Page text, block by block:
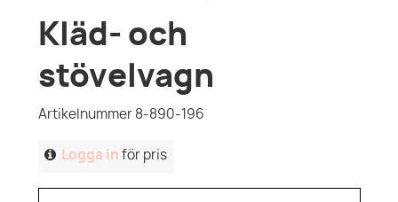
Kläd- och
stövelvagn
Artikelnummer 8-890-196
Logga in för pris